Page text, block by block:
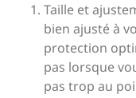
Taille et
bien ajusté à
protection
pas lorsque
pas trop au